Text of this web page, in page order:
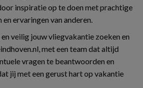
inspiratie op te doen met prachtige
ervaringen van anderen.
veilig jouw vliegvakantie zoeken en
met een team dat altijd
vragen te beantwoorden en
jij met een gerust hart op vakantie